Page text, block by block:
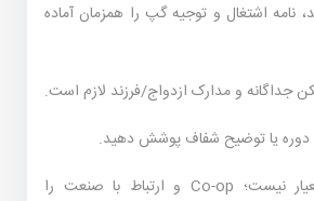
نامه اشتغال و توجیه گپ را همزمان آماده
جداگانه و مدارک ازدواج/فرزند لازم است.
دوره یا توضیح شفاف پوشش دهید.
رتبه دانشگاه تنها معیار نیست؛ Co-op و ارتباط با صنعت را